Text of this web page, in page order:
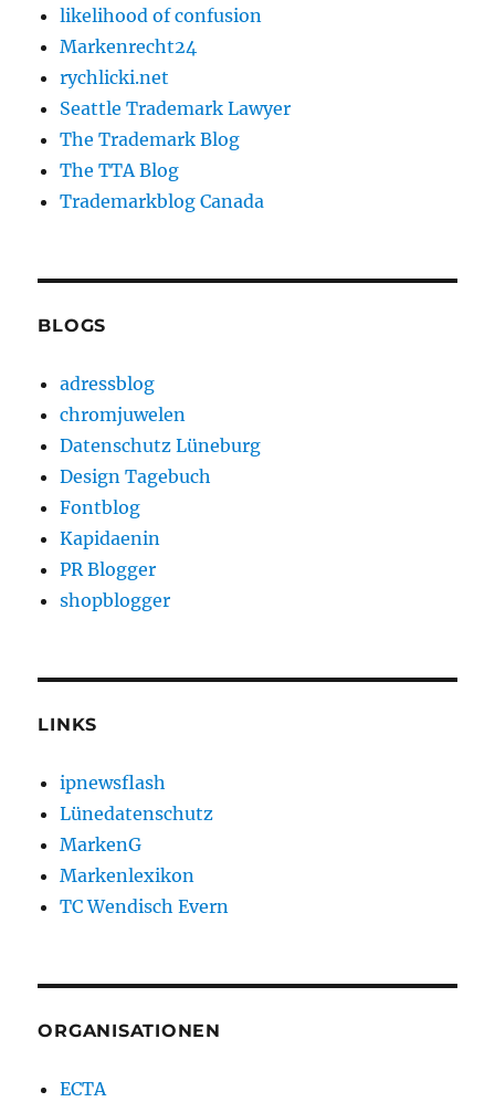
likelihood of confusion
Markenrecht24
rychlicki.net
Seattle Trademark Lawyer
The Trademark Blog
The TTA Blog
Trademarkblog Canada
BLOGS
adressblog
chromjuwelen
Datenschutz Lüneburg
Design Tagebuch
Fontblog
Kapidaenin
PR Blogger
shopblogger
LINKS
ipnewsflash
Lünedatenschutz
MarkenG
Markenlexikon
TC Wendisch Evern
ORGANISATIONEN
ECTA